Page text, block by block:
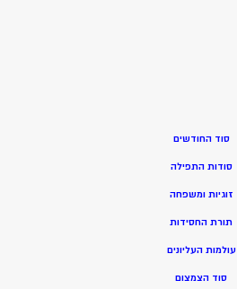
סוד החודשים
סודות התפילה
זוגיות ומשפחה
תורת החסידות
עולמות העליונים
סוד הצמצום